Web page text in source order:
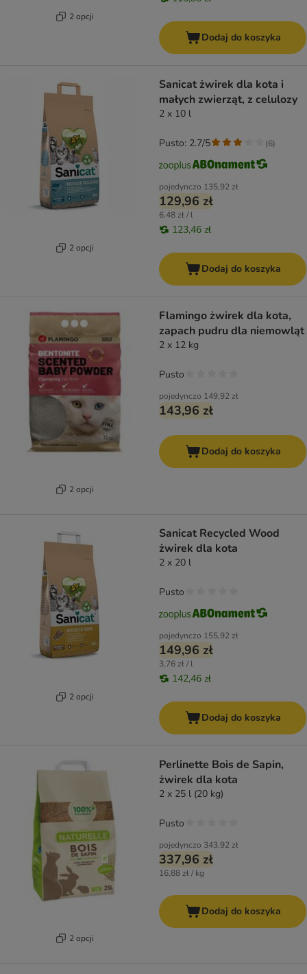
2 opcji
Dodaj do koszyka
2 opcji
Sanicat żwirek dla kota i
małych zwierząt, z celulozy
2 x 10 l
pojedynczo 135,92 zł
129,96 zł
6,48 zł / l
123,46 zł
Pusto: 2.7/5 (6)
Dodaj do koszyka
2 opcji
Flamingo żwirek dla kota,
zapach pudru dla niemowląt
2 x 12 kg
pojedynczo 149,92 zł
143,96 zł
Pusto
Dodaj do koszyka
2 opcji
Sanicat Recycled Wood
żwirek dla kota
2 x 20 l
pojedynczo 155,92 zł
149,96 zł
3,76 zł / l
142,46 zł
Pusto
Dodaj do koszyka
2 opcji
Perlinette Bois de Sapin,
żwirek dla kota
2 x 25 l (20 kg)
pojedynczo 343,92 zł
337,96 zł
16,88 zł / kg
Pusto
Dodaj do koszyka